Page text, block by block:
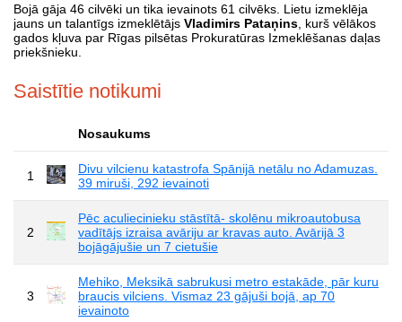
Bojā gāja 46 cilvēki un tika ievainots 61 cilvēks. Lietu izmeklēja
jauns un talantīgs izmeklētājs Vladimirs Pataņins , kurš vēlākos
gados kļuva par Rīgas pilsētas Prokuratūras Izmeklēšanas daļas
priekšnieku.
Saistītie notikumi
Nosaukums
1
Divu vilcienu katastrofa Spānijā netālu no Adamuzas.
39 miruši, 292 ievainoti
2
Pēc aculiecinieku stāstītā- skolēnu mikroautobusa
vadītājs izraisa avāriju ar kravas auto. Avārijā 3
bojāgājušie un 7 cietušie
3
Mehiko, Meksikā sabrukusi metro estakāde, pār kuru
braucis vilciens. Vismaz 23 gājuši bojā, ap 70
ievainoto